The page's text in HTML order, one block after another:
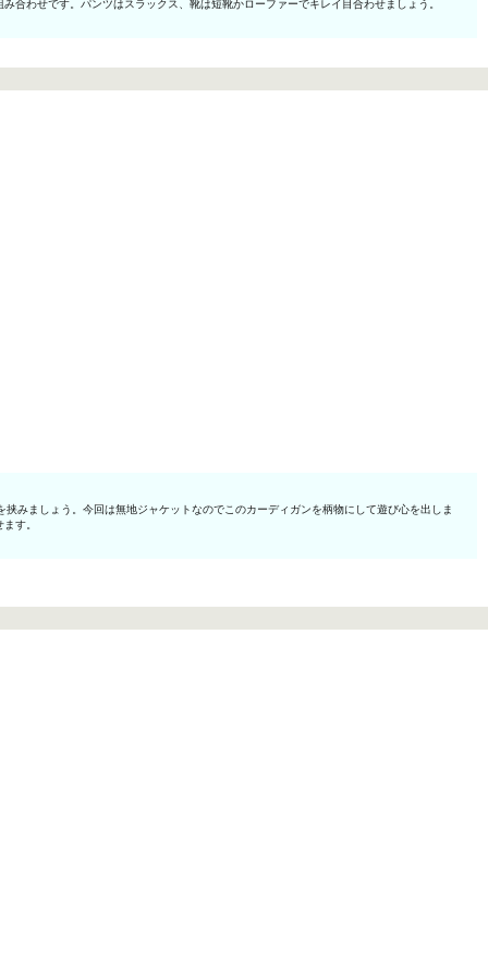
わせです。パンツはスラックス、靴は短靴かローファーでキレイ目合わせましょう。
みましょう。今回は無地ジャケットなのでこのカーディガンを柄物にして遊び心を出しま
す。